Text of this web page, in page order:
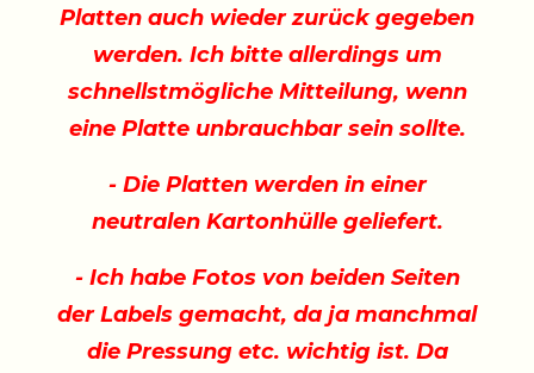
Platten auch wieder zurück gegeben
werden. Ich bitte allerdings um
schnellstmögliche Mitteilung, wenn
eine Platte unbrauchbar sein sollte.
- Die Platten werden in einer
neutralen Kartonhülle geliefert.
- Ich habe Fotos von beiden Seiten
der Labels gemacht, da ja manchmal
die Pressung etc. wichtig ist. Da